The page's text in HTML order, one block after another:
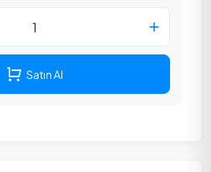
Satın Al